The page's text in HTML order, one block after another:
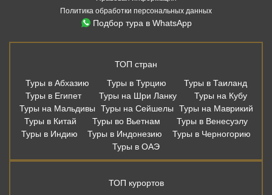
Политика обработки персональных данных
Подбор тура в WhatsApp
ТОП стран
Туры в Абхазию
Туры в Турцию
Туры в Таиланд
Туры в Египет
Туры на Шри Ланку
Туры на Кубу
Туры на Мальдивы
Туры на Сейшелы
Туры на Маврикий
Туры в Китай
Туры во Вьетнам
Туры в Венесуэлу
Туры в Индию
Туры в Индонезию
Туры в Черногорию
Туры в ОАЭ
ТОП курортов